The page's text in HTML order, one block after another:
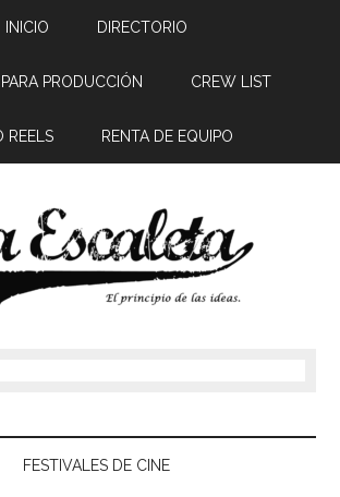
INICIO DIRECTORIO
PRODUCCIÓN CREW LIST
REELS RENTA DE EQUIPO
FESTIVALES DE CINE